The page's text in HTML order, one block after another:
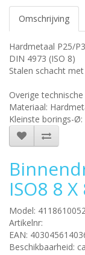
Omschrijving
Hardmetaal P25/
DIN 4973 (ISO 8)
Stalen schacht
Overige
Materiaal:
Kleinste borings-
ISO8 8
Model:
Artikelnr:
EAN:
Beschikbaarheid: